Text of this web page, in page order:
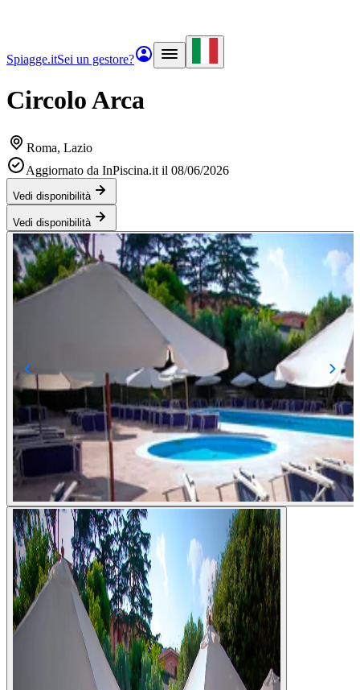
Spiagge.itSei un gestore?
Circolo Arca
Roma, Lazio
Aggiornato da InPiscina.it il 08/06/2026
Vedi disponibilità
Vedi disponibilità